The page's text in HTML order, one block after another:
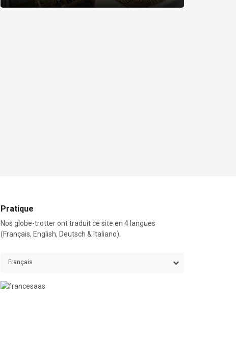
Pratique
Nos globe-trotter ont traduit ce site en 4 langues
(Français, English, Deutsch & Italiano).